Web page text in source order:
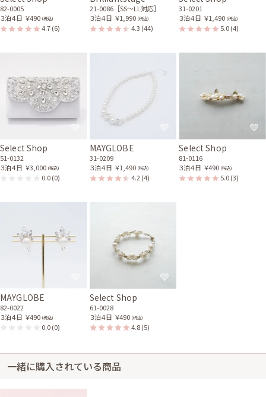
82-0005
３泊４日 ￥490 (税込)
4.7(6)
21-0086［SS〜LL対応］
３泊４日 ￥1,990 (税込)
4.3 (44)
31-0201
３泊４日 ￥1,490 (税込)
5.0(4)
Select Shop
51-0132
３泊４日 ￥3,000 (税込)
0.0(0)
MAYGLOBE
31-0209
３泊４日 ￥1,490 (税込)
4.2 (4)
Select Shop
81-0116
３泊４日 ￥490 (税込)
5.0(3)
MAYGLOBE
82-0022
３泊４日 ￥490 (税込)
0.0(0)
Select Shop
61-0028
３泊４日 ￥490 (税込)
4.8(5)
一緒に購入されている商品